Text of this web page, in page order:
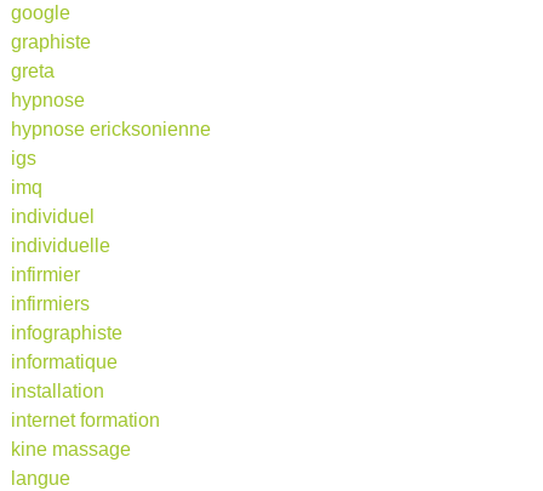
google
graphiste
greta
hypnose
hypnose ericksonienne
igs
imq
individuel
individuelle
infirmier
infirmiers
infographiste
informatique
installation
internet formation
kine massage
langue